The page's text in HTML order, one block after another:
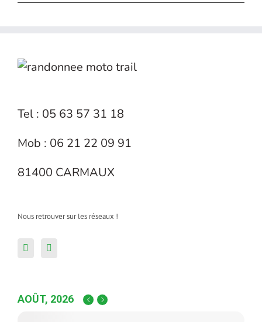
Tel : 05 63 57 31 18
Mob : 06 21 22 09 91
81400 CARMAUX
Nous retrouver sur les réseaux !
AOÛT, 2026